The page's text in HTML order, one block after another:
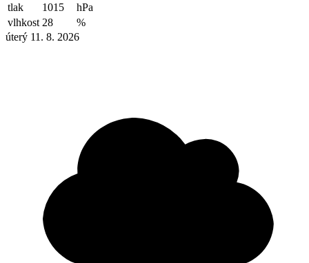
tlak
1015
hPa
vlhkost 28
%
úterý 11. 8. 2026